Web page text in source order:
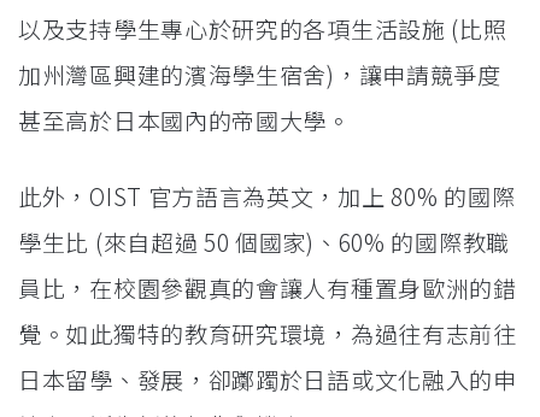
以及支持學生專心於研究的各項生活設施 (比照
加州灣區興建的濱海學生宿舍)，讓申請競爭度
甚至高於日本國內的帝國大學。
此外，OIST 官方語言為英文，加上 80% 的國際
學生比 (來自超過 50 個國家)、60% 的國際教職
員比，在校園參觀真的會讓人有種置身歐洲的錯
覺。如此獨特的教育研究環境，為過往有志前往
日本留學、發展，卻躑躅於日語或文化融入的申